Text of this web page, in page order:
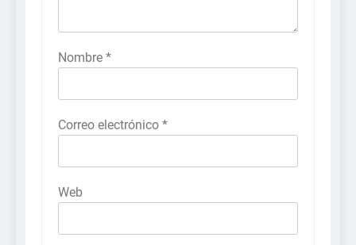
Nombre *
Correo electrónico *
Web